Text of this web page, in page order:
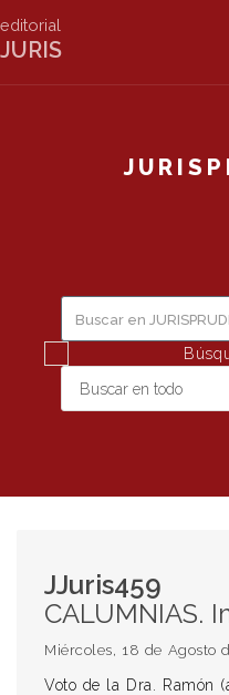
editorial
JURIS
JJuris459
CALUMNIAS. Imputación del delito de Amenazas a
Miércoles, 18 de Agosto
Voto de la Dra. Ramón